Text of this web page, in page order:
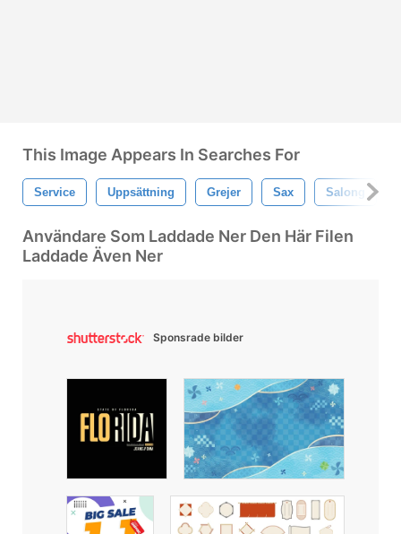
This Image Appears In Searches For
Service Uppsättning Grejer Sax Salong
Användare Som Laddade Ner Den Här Filen
Laddade Även Ner
Sponsrade bilder